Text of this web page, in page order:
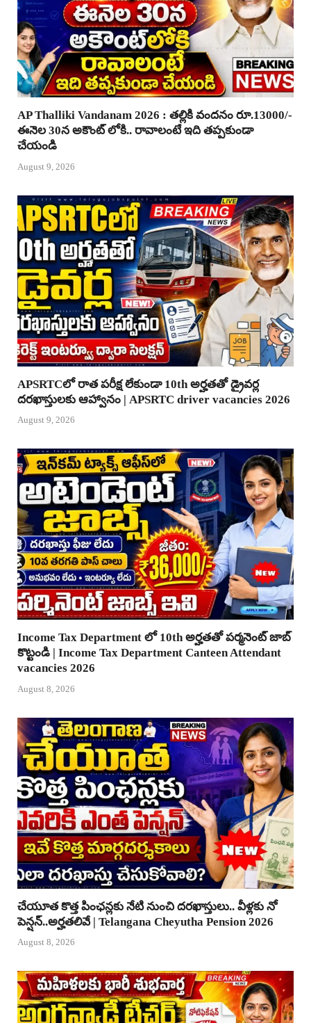
AP Thalliki Vandanam 2026 : తల్లికి వందనం రూ.13000/-
ఈనెల 30న అకౌంట్ లోకి.. రావాలంటే ఇది తప్పకుండా
చేయండి
August 9, 2026
APSRTCలో రాత పరీక్ష లేకుండా 10th అర్హతతో డ్రైవర్ల
దరఖాస్తులకు ఆహ్వానం | APSRTC driver vacancies 2026
August 9, 2026
Income Tax Department లో 10th అర్హతతో పర్మనెంట్ జాబ్
కొట్టండి | Income Tax Department Canteen Attendant
vacancies 2026
August 8, 2026
చేయూత కొత్త పింఛన్లకు నేటి నుంచి దరఖాస్తులు.. వీళ్లకు నో
పెన్షన్..అర్హతలివే | Telangana Cheyutha Pension 2026
August 8, 2026